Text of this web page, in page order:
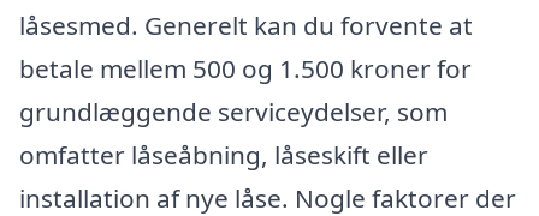
låsesmed. Generelt kan du forvente at
betale mellem 500 og 1.500 kroner for
grundlæggende serviceydelser, som
omfatter låseåbning, låseskift eller
installation af nye låse. Nogle faktorer der